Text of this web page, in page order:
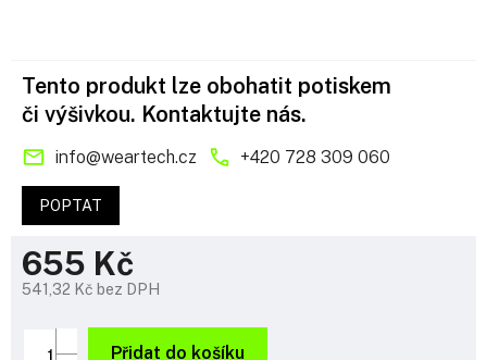
655 Kč
541,32 Kč bez DPH
cena:
Přidat do košíku
Tento produkt lze obohatit potiskem
či výšivkou. Kontaktujte nás.
info@weartech.cz +420 728 309 060
POPTAT